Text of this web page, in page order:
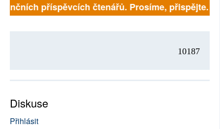
příspěvcích čtenářů. Prosíme, přispějte. ➥
10187
Diskuse
Přihlásit